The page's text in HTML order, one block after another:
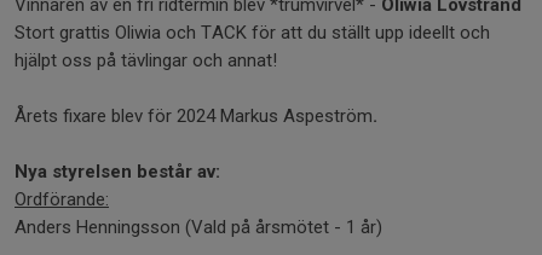
Vinnaren av en fri ridtermin blev *trumvirvel* - Oliwia Lövstrand
Stort grattis Oliwia och TACK för att du ställt upp ideellt och
hjälpt oss på tävlingar och annat!
Årets fixare blev för 2024 Markus Aspeström.
Nya styrelsen består av:
Ordförande:
Anders Henningsson (Vald på årsmötet - 1 år)